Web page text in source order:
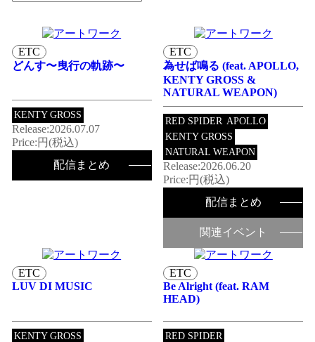
ETC
どんす〜曳行の軌跡〜
KENTY GROSS
Release:2026.07.07
Price:円(税込)
配信まとめ
ETC
為せば鳴る (feat. APOLLO,
KENTY GROSS &
NATURAL WEAPON)
RED SPIDER APOLLO
KENTY GROSS
NATURAL WEAPON
Release:2026.06.20
Price:円(税込)
配信まとめ
関連イベント
ETC
LUV DI MUSIC
KENTY GROSS
ETC
Be Alright (feat. RAM
HEAD)
RED SPIDER